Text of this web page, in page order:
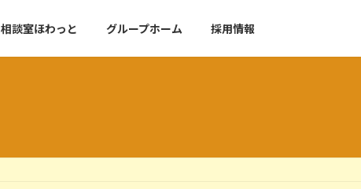
相談室ほわっと グループホーム 採用情報